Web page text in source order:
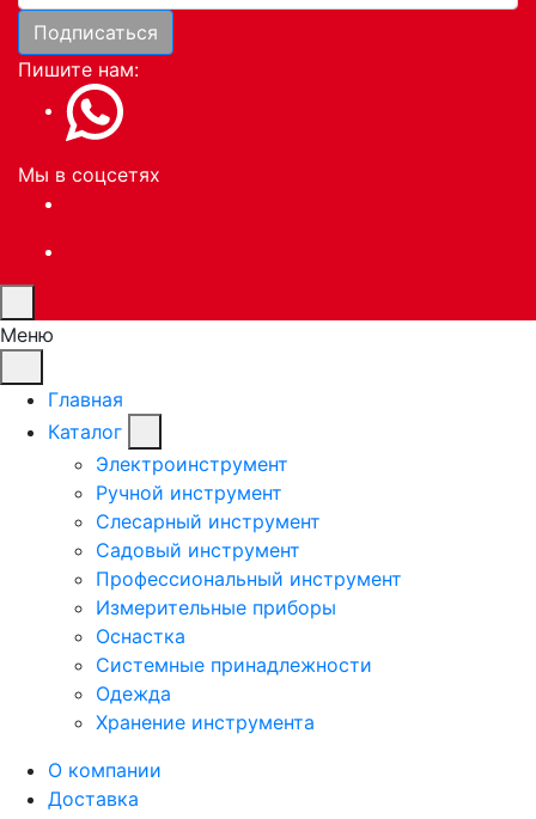
Подписаться
Пишите нам:
Мы в соцсетях
Меню
Главная
Каталог
Электроинструмент
Ручной инструмент
Слесарный инструмент
Садовый инструмент
Профессиональный инструмент
Измерительные приборы
Оснастка
Системные принадлежности
Одежда
Хранение инструмента
О компании
Доставка